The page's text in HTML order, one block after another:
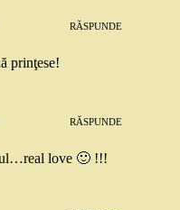
RĂSPUNDE
prinţese!
RĂSPUNDE
love 🙂 !!!